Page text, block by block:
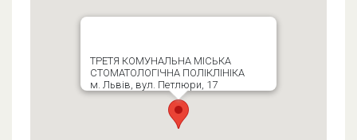
ТРЕТЯ КОМУНАЛЬНА МІСЬКА
СТОМАТОЛОГІЧНА ПОЛІКЛІНІКА
м. Львів, вул. Петлюри, 17